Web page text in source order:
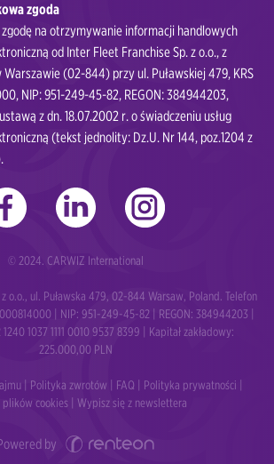
zgoda
na otrzymywanie informacji handlowych
od Inter Fleet Franchise Sp. z o.o., z
Warszawie (02-844) przy ul. Puławskiej 479, KRS
NIP: 951-249-45-82, REGON: 384944203,
z dn. 18.07.2002 r. o świadczeniu usług
(tekst jednolity: Dz.U. Nr 144, poz.1204 z
© 2024. CARWIZ International
o.o., ul. Puławska 479, 02-844 Warsaw, Poland. Telefon
| NIP: 951-249-45-82 | REGON: 384944203 |
1037 1111 0010 9537 8399 | Kapitał zakładowy:
225.000,00 PLN
Polityka zwrotów FAQ Polityka prywatności
cookies
Wypisz się z newslettera
by